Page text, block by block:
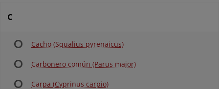
C
Cacho (Squalius pyrenaicus)
Carbonero común (Parus major)
Carpa (Cyprinus carpio)